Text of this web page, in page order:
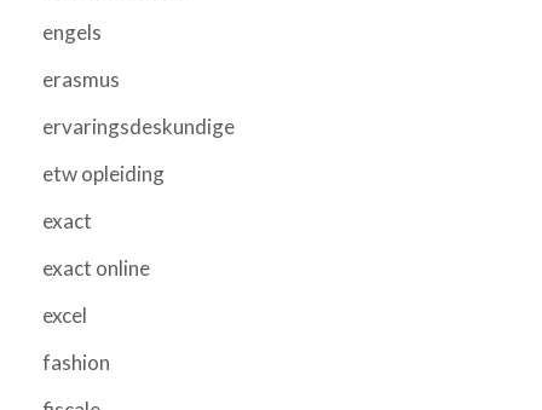
engels
erasmus
ervaringsdeskundige
etw opleiding
exact
exact online
excel
fashion